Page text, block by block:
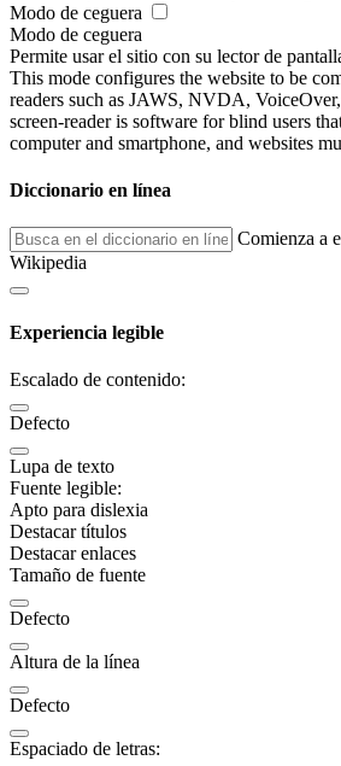
Modo de ceguera
Modo de ceguera
Permite usar el sitio con su lector de
This mode configures the website to be
readers such as JAWS, NVDA,
screen-reader is software for blind users
computer and smartphone, and websites
Diccionario en línea
Comienza a
Wikipedia
Experiencia legible
Escalado de contenido:
Defecto
Lupa de texto
Fuente legible:
Apto para dislexia
Destacar títulos
Destacar enlaces
Tamaño de fuente
Defecto
Altura de la línea
Defecto
Espaciado de letras: